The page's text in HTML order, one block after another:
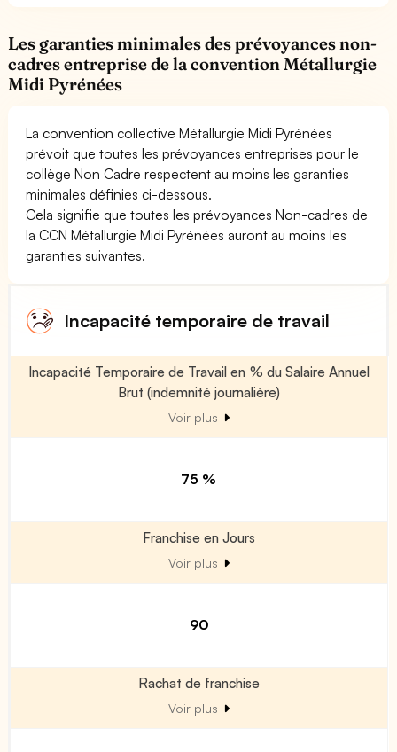
Les garanties minimales des prévoyances non-
cadres entreprise de la convention Métallurgie
Midi Pyrénées
La convention collective Métallurgie Midi Pyrénées
prévoit que toutes les prévoyances entreprises pour le
collège Non Cadre respectent au moins les garanties
minimales définies ci-dessous.
Cela signifie que toutes les prévoyances Non-cadres de
la CCN Métallurgie Midi Pyrénées auront au moins les
garanties suivantes.
Incapacité temporaire de travail
Incapacité Temporaire de Travail en % du Salaire Annuel
Brut (indemnité journalière)
Voir plus
75 %
Franchise en Jours
Voir plus
90
Rachat de franchise
Voir plus